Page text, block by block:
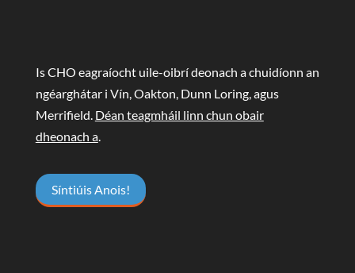
Is CHO eagraíocht uile-oibrí deonach a chuidíonn an
ngéarghátar i Vín, Oakton, Dunn Loring, agus
Merrifield. Déan teagmháil linn chun obair
dheonach a.
Síntiúis Anois!